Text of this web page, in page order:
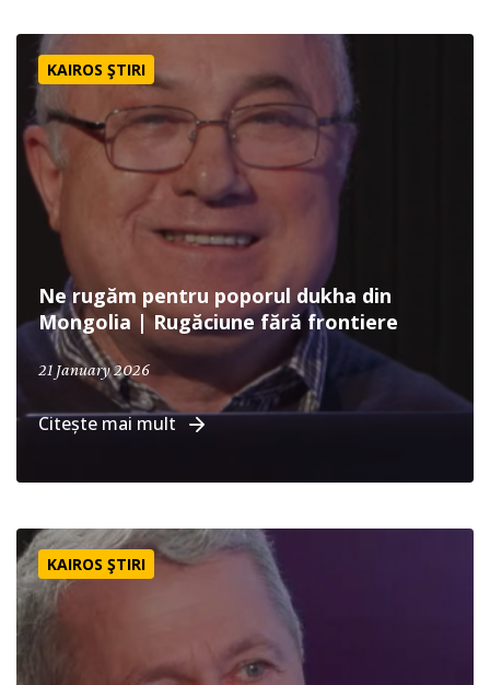
Ne rugăm pentru poporul dukha din Mongolia |
Ne rugăm pentru poporul dukha din
Mongolia | Rugăciune fără frontiere
KAIROS ŞTIRI
21 January 2026January 21, 2026
Citește mai mult
Ne rugăm pentru poporul de kurzi din Turcia |
KAIROS ŞTIRI